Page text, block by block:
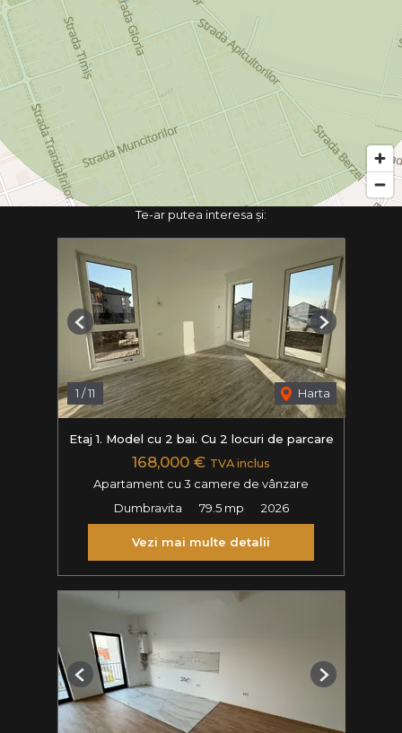
Te-ar putea interesa și:
1 /11 Harta
Previous Next
Etaj 1. Model cu 2 bai. Cu 2 locuri de parcare
168,000 € TVA inclus
Apartament cu 3 camere de vânzare
Dumbravita
79.5 mp 2026
Vezi mai multe detalii
Previous Next